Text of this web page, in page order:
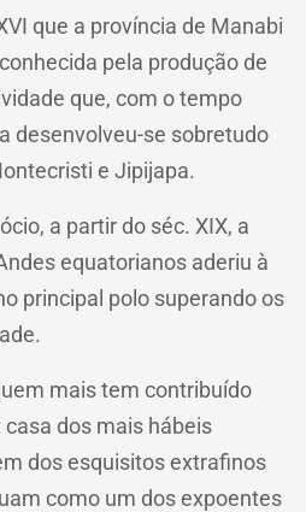
que a província de Manabi
pela produção de
que, com o tempo
desenvolveu-se sobretudo
e Jipijapa.
a partir do séc. XIX, a
equatorianos aderiu à
principal polo superando os
mais tem contribuído
dos mais hábeis
dos esquisitos extrafinos
como um dos expoentes